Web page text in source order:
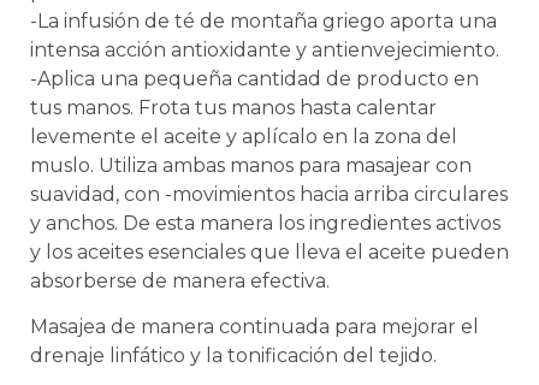
-La infusión de té de montaña griego aporta una
intensa acción antioxidante y antienvejecimiento.
-Aplica una pequeña cantidad de producto en
tus manos. Frota tus manos hasta calentar
levemente el aceite y aplícalo en la zona del
muslo. Utiliza ambas manos para masajear con
suavidad, con -movimientos hacia arriba circulares
y anchos. De esta manera los ingredientes activos
y los aceites esenciales que lleva el aceite pueden
absorberse de manera efectiva.
Masajea de manera continuada para mejorar el
drenaje linfático y la tonificación del tejido.